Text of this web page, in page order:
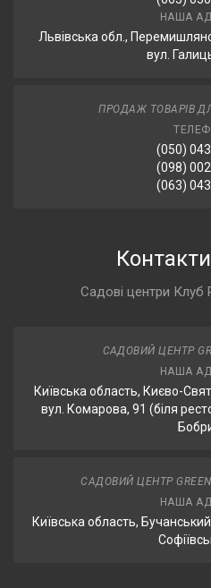
НАША
Львівська обл.,
вул.
ПРОДАЖ ТОВАРІВ
(050)
(098)
(063)
Контакти
Садові центри Клуб
САДОВИЙ ЦЕНТР
НАША
Київська область, Києво-
вул. Комарова, 91 (біля
САДОВИЙ ЦЕНТР
НАША
Київська область,